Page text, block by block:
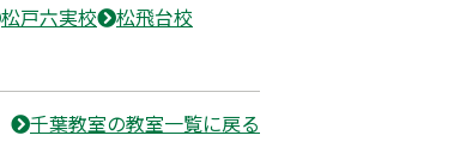
松戸六実校
松飛台校
千葉教室の教室一覧に戻る